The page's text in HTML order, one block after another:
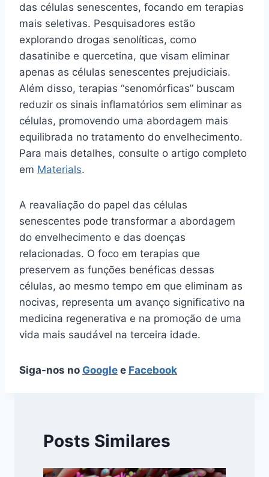
das células senescentes, focando em terapias
mais seletivas. Pesquisadores estão
explorando drogas senolíticas, como
dasatinibe e quercetina, que visam eliminar
apenas as células senescentes prejudiciais.
Além disso, terapias “senomórficas” buscam
reduzir os sinais inflamatórios sem eliminar as
células, promovendo uma abordagem mais
equilibrada no tratamento do envelhecimento.
Para mais detalhes, consulte o artigo completo
em Materials.
A reavaliação do papel das células
senescentes pode transformar a abordagem
do envelhecimento e das doenças
relacionadas. O foco em terapias que
preservem as funções benéficas dessas
células, ao mesmo tempo em que eliminam as
nocivas, representa um avanço significativo na
medicina regenerativa e na promoção de uma
vida mais saudável na terceira idade.
Siga-nos no Google e Facebook
Posts Similares